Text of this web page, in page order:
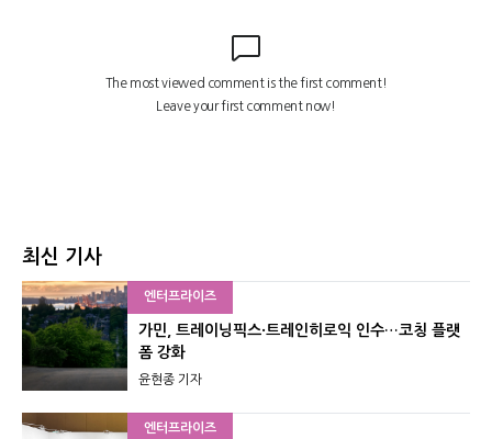
최신 기사
엔터프라이즈
가민, 트레이닝픽스·트레인히로익 인수…코칭 플랫
폼 강화
윤현종 기자
엔터프라이즈